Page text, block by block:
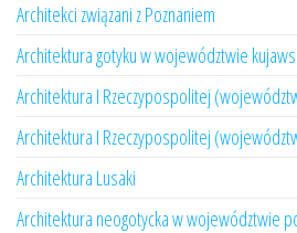
Architekci związani z Poznaniem
Architektura gotyku w województwie
Architektura I Rzeczypospolitej
Architektura I Rzeczypospolitej
Architektura Lusaki
Architektura neogotycka w województwie